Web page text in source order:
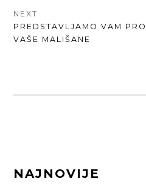
NEXT
NEXT
POST:
PREDSTAVLJAMO VAM
VAŠE MALIŠANE
FOOTER
NAJNOVIJE